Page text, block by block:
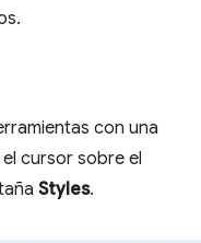
con una
cursor sobre el
Styles.